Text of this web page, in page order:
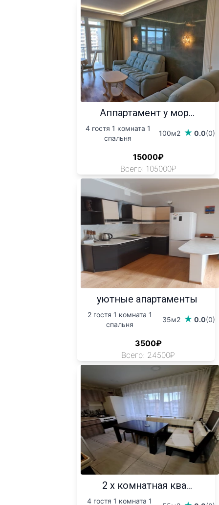
Аппартамент у мор...
4 гостя 1 комната 1
спальня
100м2 0.0(0)
15000₽
Всего: 105000₽
уютные апартаменты
2 гостя 1 комната 1
спальня
35м2 0.0(0)
3500₽
Всего: 24500₽
2 х комнатная ква...
4 гостя 1 комната 1